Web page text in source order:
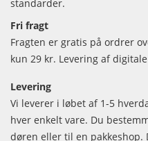
standarder.
Fri fragt
Fragten er gratis på ordrer
kun 29 kr. Levering af
Levering
Vi leverer i løbet af 1-5
hver enkelt vare. Du
døren eller til en pakkeshop.